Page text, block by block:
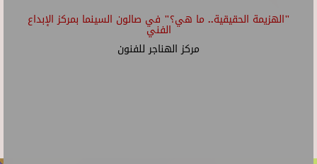
"الهزيمة الحقيقية.. ما هي؟" في صالون السينما بمركز الإبداع
الفني
مركز الهناجر للفنون